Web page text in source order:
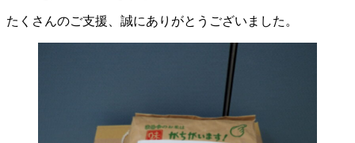
たくさんのご支援、誠にありがとうございました。